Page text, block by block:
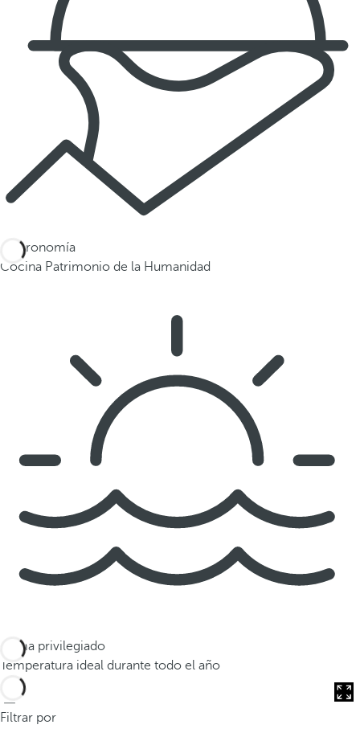
Gastronomía
Cocina Patrimonio de la Humanidad
Clima privilegiado
Temperatura ideal durante todo el año
Filtrar por